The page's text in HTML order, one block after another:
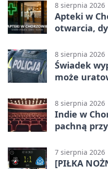
8 sierpnia 2026
Apteki w
otwarcia,
8 sierpnia 2026
Świadek
może
8 sierpnia 2026
Indie w
pachną
7 sierpnia 2026
[PIŁKA